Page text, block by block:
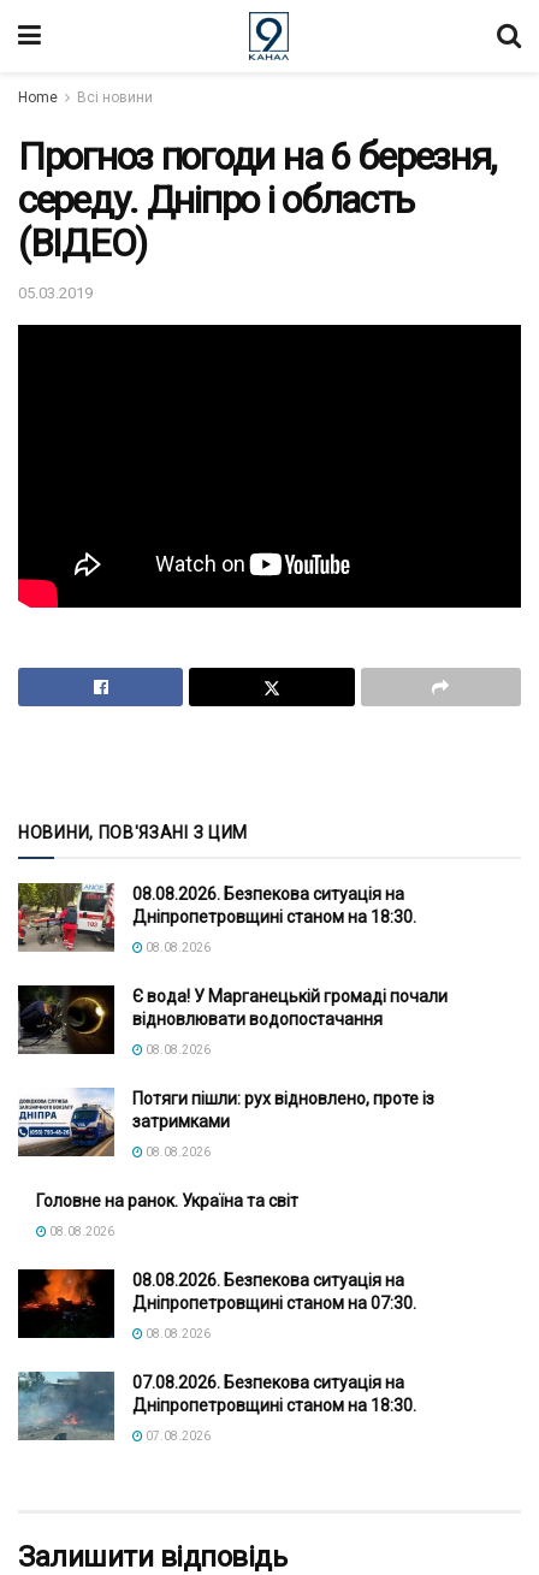
Home Всі новини
Прогноз погоди на 6 березня,
середу. Дніпро і область
(ВІДЕО)
05.03.2019
НОВИНИ, ПОВ'ЯЗАНІ З ЦИМ
08.08.2026. Безпекова ситуація на
Дніпропетровщині станом на 18:30.
08.08.2026
Є вода! У Марганецькій громаді почали
відновлювати водопостачання
08.08.2026
Потяги пішли: рух відновлено, проте із
затримками
08.08.2026
Головне на ранок. Україна та світ
08.08.2026
08.08.2026. Безпекова ситуація на
Дніпропетровщині станом на 07:30.
08.08.2026
07.08.2026. Безпекова ситуація на
Дніпропетровщині станом на 18:30.
07.08.2026
Залишити відповідь